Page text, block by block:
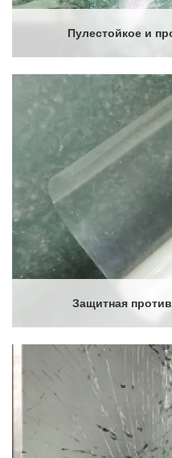
Пулестойкое и
Защитная